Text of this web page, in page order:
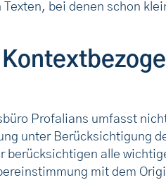
bei denen schon
Profalians umfasst
unter Berücksichtigung
berücksichtigen alle
mit dem